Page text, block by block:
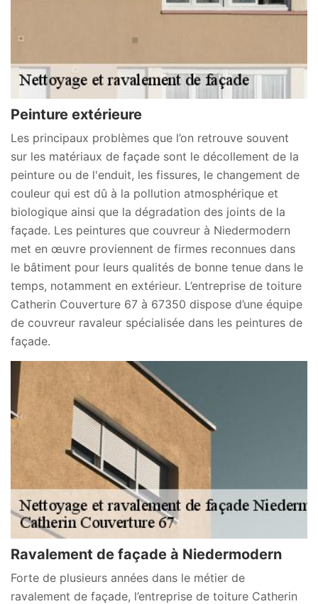
Peinture extérieure
Les principaux problèmes que l’on retrouve souvent
sur les matériaux de façade sont le décollement de la
peinture ou de l'enduit, les fissures, le changement de
couleur qui est dû à la pollution atmosphérique et
biologique ainsi que la dégradation des joints de la
façade. Les peintures que couvreur à Niedermodern
met en œuvre proviennent de firmes reconnues dans
le bâtiment pour leurs qualités de bonne tenue dans le
temps, notamment en extérieur. L’entreprise de toiture
Catherin Couverture 67 à 67350 dispose d’une équipe
de couvreur ravaleur spécialisée dans les peintures de
façade.
Ravalement de façade à Niedermodern
Forte de plusieurs années dans le métier de
ravalement de façade, l’entreprise de toiture Catherin